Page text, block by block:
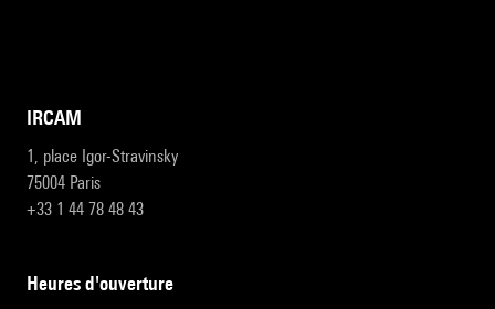
IRCAM
1, place Igor-Stravinsky
75004 Paris
+33 1 44 78 48 43
heures d'ouverture